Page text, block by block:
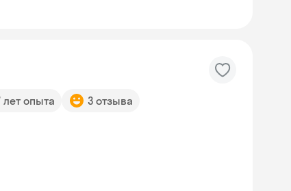
лет опыта 3 отзыва